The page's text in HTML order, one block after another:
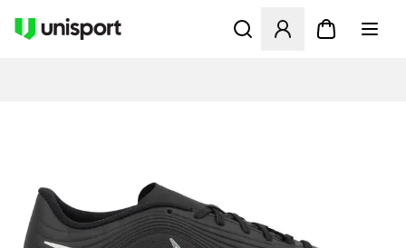
Åbner en Modal til at